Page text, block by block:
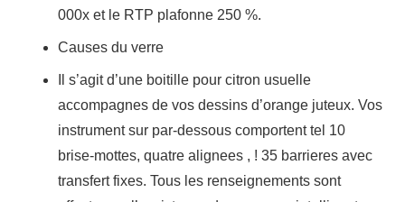
000x et le RTP plafonne 250 %.
Causes du verre
Il s’agit d’une boitille pour citron usuelle
accompagnes de vos dessins d’orange juteux. Vos
instrument sur par-dessous comportent tel 10
brise-mottes, quatre alignees , ! 35 barrieres avec
transfert fixes. Tous les renseignements sont